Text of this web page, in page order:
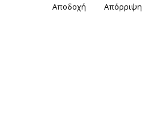
Αποδοχή
Απόρριψη